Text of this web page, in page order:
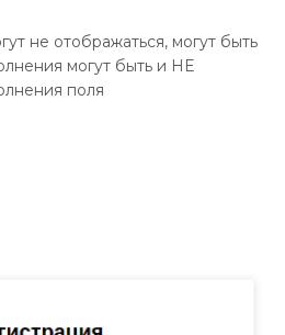
не отображаться, могут быть
могут быть и НЕ
поля